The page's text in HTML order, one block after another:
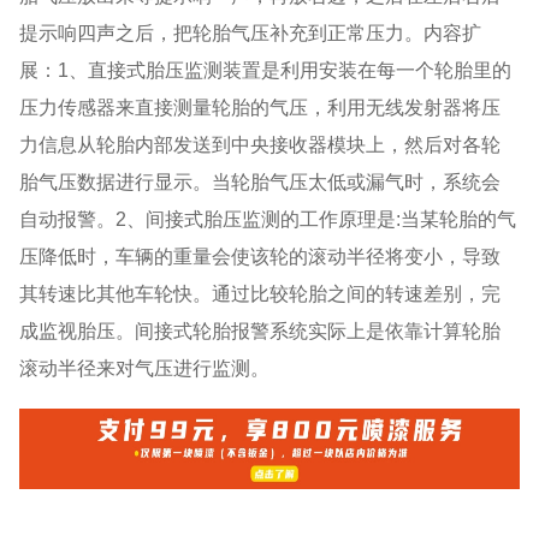
提示响四声之后，把轮胎气压补充到正常压力。内容扩
展：1、直接式胎压监测装置是利用安装在每一个轮胎里的
压力传感器来直接测量轮胎的气压，利用无线发射器将压
力信息从轮胎内部发送到中央接收器模块上，然后对各轮
胎气压数据进行显示。当轮胎气压太低或漏气时，系统会
自动报警。2、间接式胎压监测的工作原理是:当某轮胎的气
压降低时，车辆的重量会使该轮的滚动半径将变小，导致
其转速比其他车轮快。通过比较轮胎之间的转速差别，完
成监视胎压。间接式轮胎报警系统实际上是依靠计算轮胎
滚动半径来对气压进行监测。